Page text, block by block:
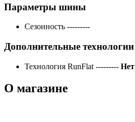
Параметры шины
Сезонность ---------
Дополнительные технологии
Технология RunFlat --------- Нет
О магазине